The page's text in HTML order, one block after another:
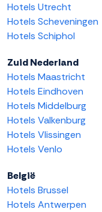
Hotels Utrecht
Hotels Scheveningen
Hotels Schiphol
Zuid Nederland
Hotels Maastricht
Hotels Eindhoven
Hotels Middelburg
Hotels Valkenburg
Hotels Vlissingen
Hotels Venlo
België
Hotels Brussel
Hotels Antwerpen